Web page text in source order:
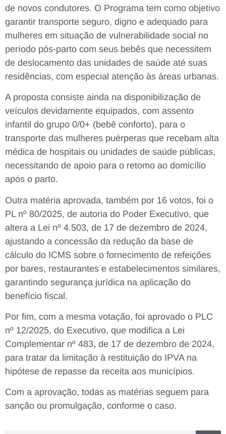
de novos condutores. O Programa tem como objetivo
garantir transporte seguro, digno e adequado para
mulheres em situação de vulnerabilidade social no
período pós-parto com seus bebês que necessitem
de deslocamento das unidades de saúde até suas
residências, com especial atenção às áreas urbanas.
A proposta consiste ainda na disponibilização de
veículos devidamente equipados, com assento
infantil do grupo 0/0+ (bebê conforto), para o
transporte das mulheres puérperas que recebam alta
médica de hospitais ou unidades de saúde públicas,
necessitando de apoio para o retomo ao domicílio
após o parto.
Outra matéria aprovada, também por 16 votos, foi o
PL nº 80/2025, de autoria do Poder Executivo, que
altera a Lei nº 4.503, de 17 de dezembro de 2024,
ajustando a concessão da redução da base de
cálculo do ICMS sobre o fornecimento de refeições
por bares, restaurantes e estabelecimentos similares,
garantindo segurança jurídica na aplicação do
benefício fiscal.
Por fim, com a mesma votação, foi aprovado o PLC
nº 12/2025, do Executivo, que modifica a Lei
Complementar nº 483, de 17 de dezembro de 2024,
para tratar da limitação à restituição do IPVA na
hipótese de repasse da receita aos municípios.
Com a aprovação, todas as matérias seguem para
sanção ou promulgação, conforme o caso.